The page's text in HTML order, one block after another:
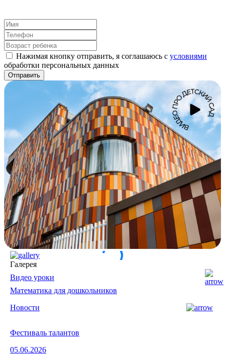
Нажимая кнопку отправить, я соглашаюсь с условиями
обработки персональных данных
Галерея
Видео уроки
Математика для дошкольников
Новости
Фестиваль талантов
05.06.2026